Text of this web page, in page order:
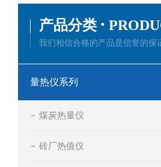
产品分类 ·
我们相信合格的产品是信誉的保
量热仪系列
煤炭热量仪
砖厂热值仪